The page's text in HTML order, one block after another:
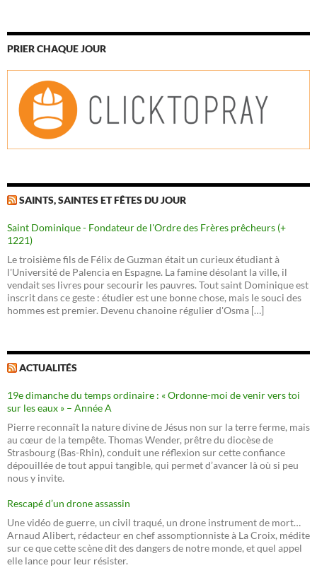
PRIER CHAQUE JOUR
SAINTS, SAINTES ET FÊTES DU JOUR
Saint Dominique - Fondateur de l'Ordre des Frères prêcheurs (+
1221)
Le troisième fils de Félix de Guzman était un curieux étudiant à
l'Université de Palencia en Espagne. La famine désolant la ville, il
vendait ses livres pour secourir les pauvres. Tout saint Dominique est
inscrit dans ce geste : étudier est une bonne chose, mais le souci des
hommes est premier. Devenu chanoine régulier d'Osma […]
ACTUALITÉS
19e dimanche du temps ordinaire : « Ordonne-moi de venir vers toi
sur les eaux » – Année A
Pierre reconnaît la nature divine de Jésus non sur la terre ferme, mais
au cœur de la tempête. Thomas Wender, prêtre du diocèse de
Strasbourg (Bas-Rhin), conduit une réflexion sur cette confiance
dépouillée de tout appui tangible, qui permet d’avancer là où si peu
nous y invite.
Rescapé d’un drone assassin
Une vidéo de guerre, un civil traqué, un drone instrument de mort…
Arnaud Alibert, rédacteur en chef assomptionniste à La Croix, médite
sur ce que cette scène dit des dangers de notre monde, et quel appel
elle lance pour leur résister.